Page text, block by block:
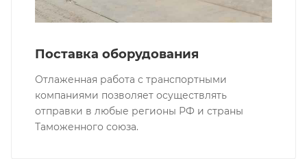
Поставка оборудования
Отлаженная работа с транспортными
компаниями позволяет осуществлять
отправки в любые регионы РФ и страны
Таможенного союза.